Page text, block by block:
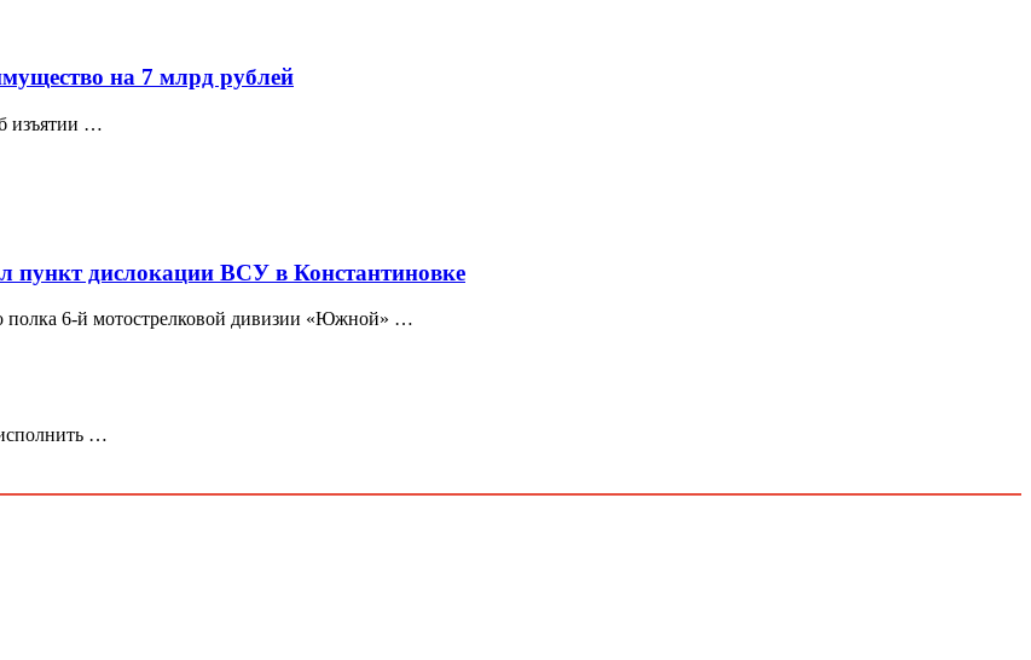
на 7 млрд рублей
изъятии …
дислокации ВСУ в Константиновке
полка 6-й мотострелковой дивизии «Южной» …
…